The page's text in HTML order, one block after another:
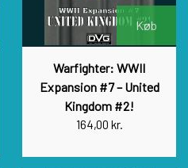
Køb
Warfighter: WWII
Expansion #7 – United
Kingdom #2!
164,00 kr.